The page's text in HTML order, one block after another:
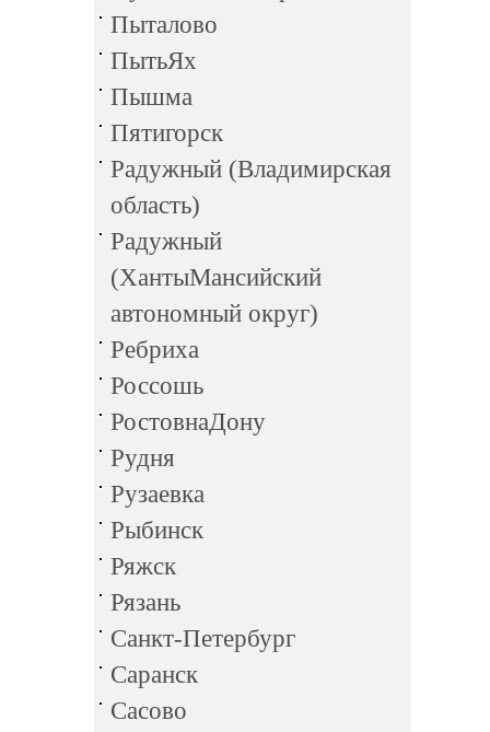
Пыталово
ПытьЯх
Пышма
Пятигорск
Радужный (Владимирская
область)
Радужный
(ХантыМансийский
автономный округ)
Ребриха
Россошь
РостовнаДону
Рудня
Рузаевка
Рыбинск
Ряжск
Рязань
Санкт-Петербург
Саранск
Сасово